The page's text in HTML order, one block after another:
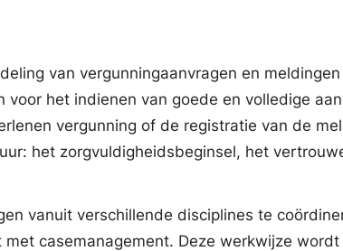
van vergunningaanvragen en
het indienen van goede en volledige
vergunning of de registratie van de
het zorgvuldigheidsbeginsel, het
vanuit verschillende disciplines te
casemanagement. Deze werkwijze